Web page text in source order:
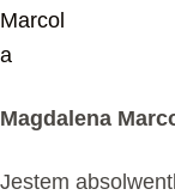
Magdalena
Jestem